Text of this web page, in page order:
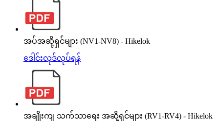
အပ်အဆို့ရှင်များ (NV1-NV8) - Hikelok
ဒေါင်းလုဒ်လုပ်ရန်
အချိုးကျ သက်သာရေး အဆို့ရှင်များ (RV1-RV4) - Hikelok